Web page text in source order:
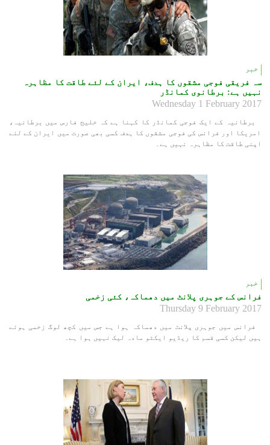
خبر
سہ فریقی فوجی مشقوں کا ہدف، ایران کے لئے طاقت کا مظاہرہ
نہیں ہے: برطانوی کمانڈر
Wednesday 1 February 2017
برطانیہ کے ایک فوجی کمانڈر کا کہنا ہے کہ خلیج فارس میں برطانیہ،
امریکا اور فرانس کی فوجی مشقوں کا ہدف کسی بھی صورت میں ایران کے لئے
اپنی طاقت کا مظاہرہ نہیں ہے۔
خبر
فرانس کے جوہری پلانٹ میں دھماکہ، کئی زخمی
Thursday 9 February 2017
فرانس میں جوہری پلانٹ میں دھماکہ ہوا ہے جس میں کچھ لوگ زخمی ہوئے
ہیں لیکن کسی قسم کا ریڈیو ایكٹو مادہ لیک نہیں ہوا ہے۔